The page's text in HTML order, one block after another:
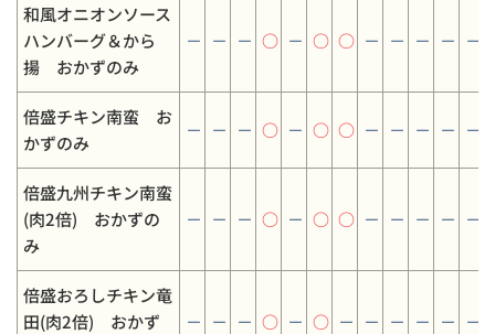
和風オニオンソース
ハンバーグ＆から
揚 おかずのみ
－ － － ○ － ○ ○ － － － － －
倍盛チキン南蛮 お
かずのみ
－ － － ○ － ○ ○ － － － － －
倍盛九州チキン南蛮
(肉2倍) おかずの
み
－ － － ○ － ○ ○ － － － － －
倍盛おろしチキン竜
田(肉2倍) おかず
－ － － ○ － ○ － － － － － －